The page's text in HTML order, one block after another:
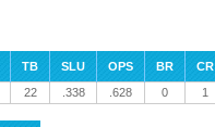
TB SLU OPS BR CR
22 .338 .628 0 1